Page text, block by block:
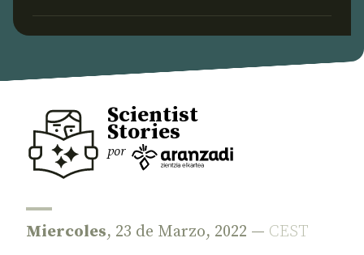
Scientist
Stories
por
Miercoles, 23 de Marzo, 2022 — CEST